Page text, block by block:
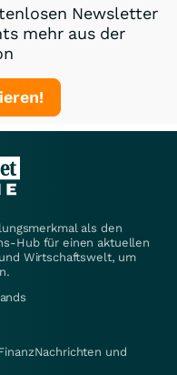
Newsletter
mehr aus der
als den
Hub für einen aktuellen
Wirtschaftswelt, um
und